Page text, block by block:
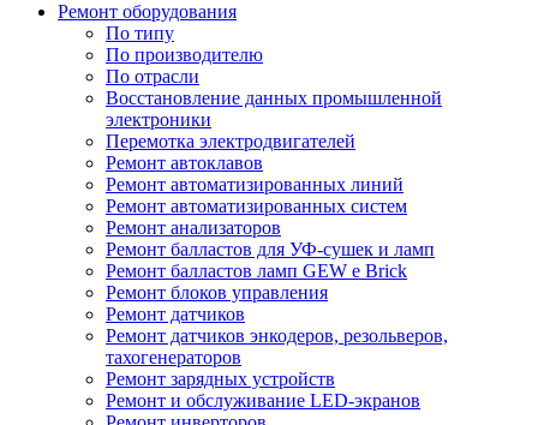
Ремонт оборудования
По типу
По производителю
По отрасли
Восстановление данных промышленной
электроники
Перемотка электродвигателей
Ремонт автоклавов
Ремонт автоматизированных линий
Ремонт автоматизированных систем
Ремонт анализаторов
Ремонт балластов для УФ-сушек и ламп
Ремонт балластов ламп GEW e Brick
Ремонт блоков управления
Ремонт датчиков
Ремонт датчиков энкодеров, резольверов,
тахогенераторов
Ремонт зарядных устройств
Ремонт и обслуживание LED-экранов